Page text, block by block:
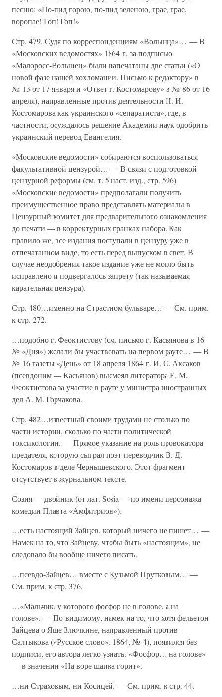
песню: «По-пид горою, по-пид зеленою, грае, грае,
воропае! Гоп! Гоп!»
Стр. 479. Судя по корреспонденциям «Волынца»… — В
«Московских ведомостях» 1864 г. за подписью
«Малоросс-Волынец» были напечатаны две статьи («О
новой фазе нашей хохломании. Письмо к редактору» в
№ 13 от 17 января и «Ответ г. Костомарову» в № 86 от 16
апреля), направленные против деятельности Н. И.
Костомарова как украинского «сепаратиста», где, в
частности, осуждалось решение Академии наук одобрить
украинский перевод Евангелия.
«Московские ведомости» собираются воспользоваться
факультативной цензурой… — В связи с подготовкой
цензурной реформы (см. т. 5 наст. изд., стр. 596)
«Московские ведомости» предполагали получить
преимущественное право представлять материалы в
Цензурный комитет для предварительного ознакомления
до печати — в корректурных гранках набора. Как
правило же, все издания поступали в цензуру уже в
отпечатанном виде, то есть перед выпуском в свет. В
случае неодобрения такое издание уже не могло быть
исправлено и подвергалось запрету (так называемая
карательная цензура).
Стр. 480…именно на Страстном бульваре… — См. прим.
к стр. 272.
…подобно г. Феоктистову (см. письмо г. Касьянова в 16
№ «Дня») желали бы участвовать на первом рауте… — В
№ 16 газеты «День» от 18 апреля 1864 г. И. С. Аксаков
(псевдоним — Касьянов) высмеял литератора Е. М.
Феоктистова за участие в рауте у министра иностранных
дел А. М. Горчакова.
Стр. 482…известный своими трудами не столько по
части истории, сколько по части политической
токсикологии. — Прямое указание на роль провокатора-
предателя, которую сыграл поэт-переводчик В. Д.
Костомаров в деле Чернышевского. Этот фрагмент
отсутствует в журнальном тексте.
Созия — двойник (от лат. Sosia — по имени персонажа
комедии Плавта «Амфитрион»).
…есть настоящий Зайцев, который ничего не пишет… —
Намек на то, что Зайцеву, чтобы быть «настоящим», не
следовало бы вообще ничего писать.
…псевдо-Зайцев… вместе с Кузьмой Прутковым… —
См. прим. к стр. 376.
…«Мальчик, у которого фосфор не в голове, а на
голове». — По-видимому, намек на то, что хотя фельетон
Зайцева о Яше Злючкине, направленный против
Салтыкова («Русское слово». 1864, № 4), появился без
подписи, его автора легко узнать. «Фосфор… на голове»
— в значении «На воре шапка горит».
…ни Страховым, ни Косицей. — См. прим. к стр. 44.